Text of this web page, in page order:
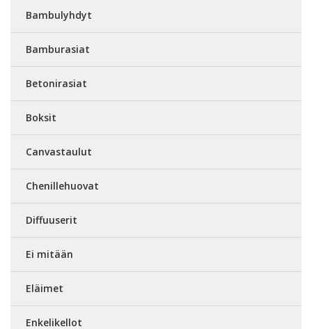
Bambulyhdyt
Bamburasiat
Betonirasiat
Boksit
Canvastaulut
Chenillehuovat
Diffuuserit
Ei mitään
Eläimet
Enkelikellot